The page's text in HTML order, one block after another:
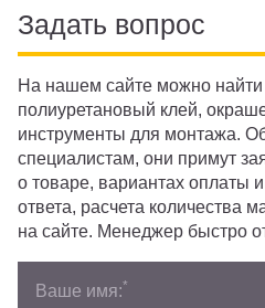
Задать вопрос
На нашем сайте можно найти
полиуретановый клей,
инструменты для монтажа.
специалистам, они примут
о товаре, вариантах оплаты
ответа, расчета количества
на сайте. Менеджер быстро
Ваше имя:*